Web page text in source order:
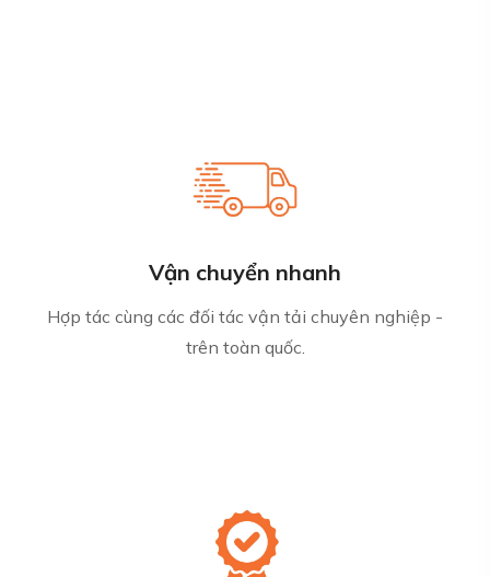
Vận chuyển nhanh
Hợp tác cùng các đối tác vận tải chuyên nghiệp -
trên toàn quốc.